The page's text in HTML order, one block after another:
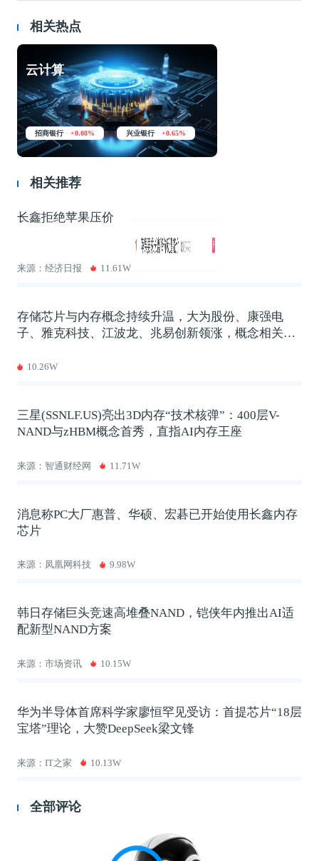
相关热点
云计算
招商银行 +0.08% 兴业银行 +0.65%
相关推荐
长鑫拒绝苹果压价
来源：经济日报 11.61W
存储芯片与内存概念持续升温，大为股份、康强电
子、雅克科技、江波龙、兆易创新领涨，概念相关企
10.26W
三星(SSNLF.US)亮出3D内存“技术核弹”：400层V-
NAND与zHBM概念首秀，直指AI内存王座
来源：智通财经网 11.71W
消息称PC大厂惠普、华硕、宏碁已开始使用长鑫内存
芯片
来源：凤凰网科技 9.98W
韩日存储巨头竞速高堆叠NAND，铠侠年内推出AI适
配新型NAND方案
来源：市场资讯 10.15W
华为半导体首席科学家廖恒罕见受访：首提芯片“18层
宝塔”理论，大赞DeepSeek梁文锋
来源：IT之家 10.13W
全部评论
快、更专业的金融信息>
取消